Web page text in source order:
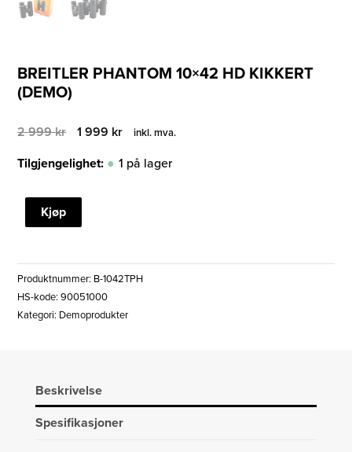
BREITLER PHANTOM 10×42 HD KIKKERT
(DEMO)
2 999kr
Opprinnelig
var:
2
1 999 kr
Nåværende
er:
1
inkl. mva.
Tilgjengelighet: 1 på lager
BREITLER
PHANTOM
HD
KIKKERT
(DEMO)
antall
Kjøp
Produktnummer: B-1042TPH
HS-kode: 90051000
Kategori: Demoprodukter
Beskrivelse
Spesifikasjoner